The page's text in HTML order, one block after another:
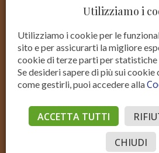
Commerciale
© Sotto il Cielo della Toscana
Sito realizzato con Domyno Accelerator
Utilizziamo i
Utilizziamo i cookie per le
sito e per assicurarti la migliore
cookie di terze parti per
Se desideri sapere di più sui cookie
come gestirli, puoi accedere alla
ACCETTA TUTTI
CHIUDI